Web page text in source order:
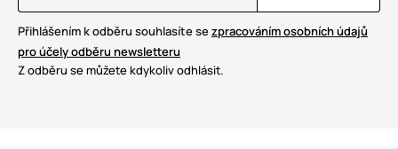
Přihlášením k odběru souhlasíte sezpracováním osobních údajů
pro účely odběru newsletteru
Z odběru se můžete kdykoliv odhlásit.